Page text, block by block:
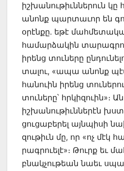
իշ­խանու­թիւններուն կը
անոնք պարտա­ւոր են
օրէնքը. եթէ
համարձակին
իրենց տուները
տալու, «ապա անոնք
հանուին իրենց
տունե­րը՝ հրկիզ­ուին»։
իշխանութիւն­ներէն
ցուցա­բերել այնպիսի
զութիւն մը, որ «ոչ մէկ
րագրուելէ»։ Թուրք եւ
բնակ­չութեան նաեւ